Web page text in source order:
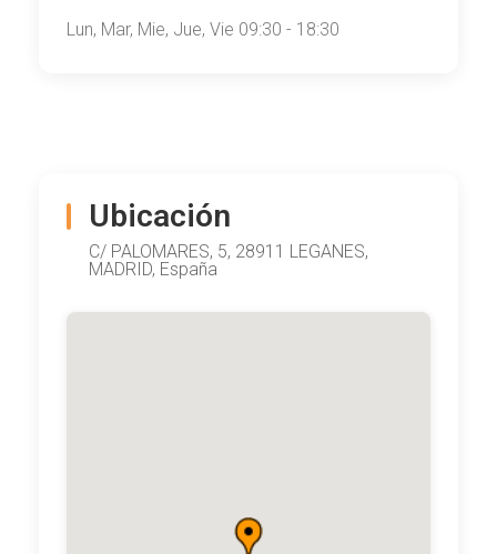
Ubicación
C/ PALOMARES, 5, 28911 LEGANES,
MADRID, España
Lun, Mar, Mie, Jue, Vie 09:30 - 18:30